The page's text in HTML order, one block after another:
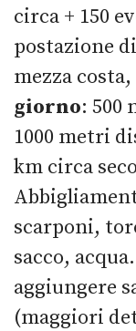
circa + 150
postazione
mezza
giorno: 500
1000 metri
km circa
scarponi,
sacco,
aggiungere
(maggiori